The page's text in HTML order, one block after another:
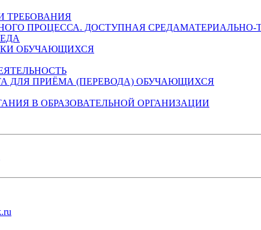
ТРЕБОВАНИЯ
МАТЕРИАЛЬНО-
ОБУЧАЮЩИХСЯ
ДЛЯ ПРИЁМА (ПЕРЕВОДА) ОБУЧАЮЩИХСЯ
В ОБРАЗОВАТЕЛЬНОЙ ОРГАНИЗАЦИИ